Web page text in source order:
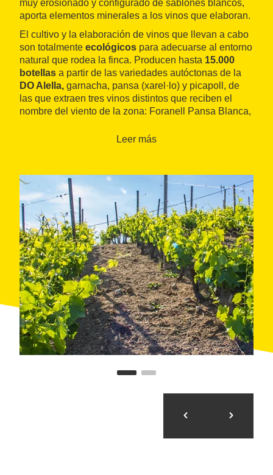
muy erosionado y configurado de sablones blancos,
aporta elementos minerales a los vinos que elaboran.
El cultivo y la elaboración de vinos que llevan a cabo
son totalmente ecológicos para adecuarse al entorno
natural que rodea la finca. Producen hasta 15.000
botellas a partir de las variedades autóctonas de la
DO Alella, garnacha, pansa (xarel·lo) y picapoll, de
las que extraen tres vinos distintos que reciben el
nombre del viento de la zona: Foranell Pansa Blanca,
Forman parte de la iniciativaParc a Taula
como marchas nórdicas durante el invierno, recitales
de poesía entre viñedos en primavera y también
visitas enoturísticas
durante todo el año con una
degustación de sus tres Foranells.
Leer más